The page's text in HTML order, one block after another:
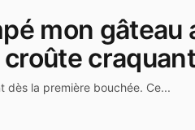
mon gâteau
dès la première bouchée. Ce...